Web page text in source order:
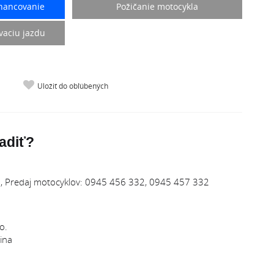
Požičanie motocykla
jazdu
Uložiť do obľúbených
Predaj motocyklov: 0945 456 332, 0945 457 332